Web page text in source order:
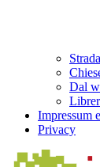
Dal
Impressum
Privacy